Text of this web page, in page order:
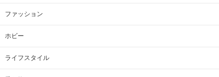
ファッション
ホビー
ライフスタイル